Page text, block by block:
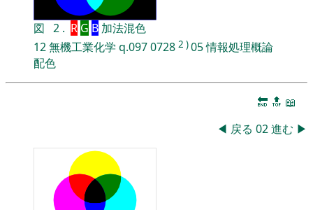
図 2 . R G B加法混色
12無機工業化学 q.0970728 2 )05情報処理概論
配色
🔚 🔝 📖
◀ 戻る 02進む ▶